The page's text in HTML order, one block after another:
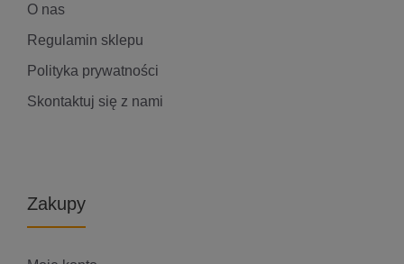
O nas
Regulamin sklepu
Polityka prywatności
Skontaktuj się z nami
Zakupy